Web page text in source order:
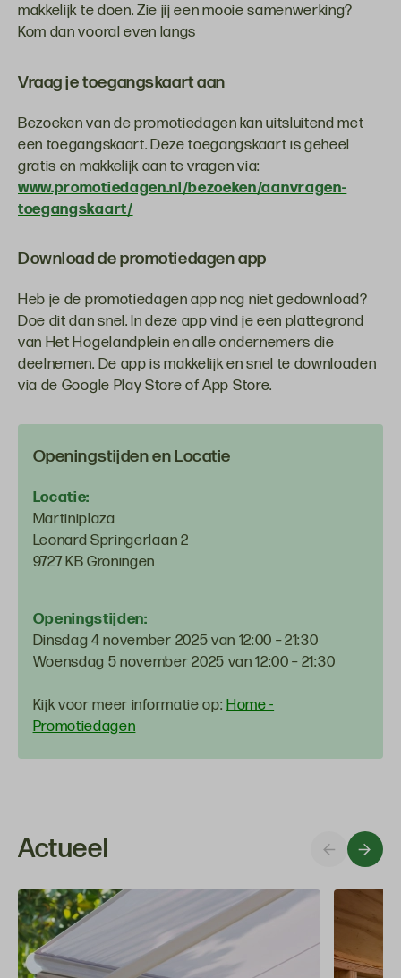
makkelijk te doen. Zie jij een mooie samenwerking?
Kom dan vooral even langs
Vraag je toegangskaart aan
Bezoeken van de promotiedagen kan uitsluitend met
een toegangskaart. Deze toegangskaart is geheel
gratis en makkelijk aan te vragen via:
www.promotiedagen.nl/bezoeken/aanvragen-
toegangskaart/
Download de promotiedagen app
Heb je de promotiedagen app nog niet gedownload?
Doe dit dan snel. In deze app vind je een plattegrond
van Het Hogelandplein en alle ondernemers die
deelnemen. De app is makkelijk en snel te downloaden
via de Google Play Store of App Store.
Openingstijden en Locatie
Locatie:
Martiniplaza
Leonard Springerlaan 2
9727 KB Groningen
Openingstijden:
Dinsdag 4 november 2025 van 12:00 – 21:30
Woensdag 5 november 2025 van 12:00 – 21:30
Kijk voor meer informatie op:Home -
Promotiedagen
Actueel